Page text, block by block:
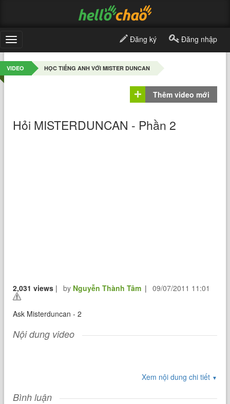
Toggle
navigation
Đăng ký Đăng nhập
VIDEO HỌC TIẾNG ANH VỚI MISTER DUNCAN
Thêm video mới
Hỏi MISTERDUNCAN - Phần 2
2,031 views | by Nguyễn Thành Tâm | 09/07/2011 11:01
Ask Misterduncan - 2
Nội dung video
Xem nội dung chi tiết ▼
Bình luận